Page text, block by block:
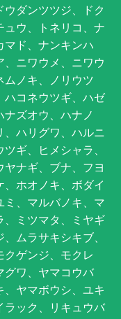
ダンツツジ、ドク
ュウ、トネリコ、ナ
マド、ナンキンハ
ニワウメ、ニワウ
ムノキ、ノリウツ
ハコネウツギ、ハゼ
ズオウ、ハナノ
ハリグワ、ハルニ
ギ、ヒメシャラ、
ナギ、ブナ、フヨ
ホオノキ、ボダイ
ミ、マルバノキ、マ
、ミツマタ、ミヤギ
ムラサキシキブ、
ゲンジ、モクレ
グワ、ヤマコウバ
ヤマボウシ、ユキ
ラック、リキュウバ